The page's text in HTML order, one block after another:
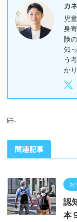
カ
児
身
険
知
う
か
-
関連記事
お
認
本